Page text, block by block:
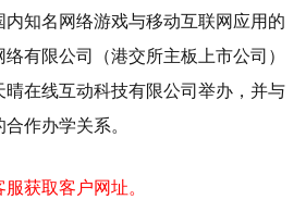
知名网络游戏与移动互联网应用的
有限公司（港交所主板上市公司）
在线互动科技有限公司举办，并与
作办学关系。
获取客户网址。